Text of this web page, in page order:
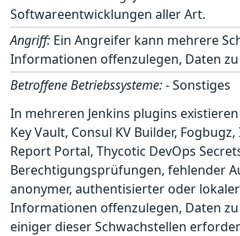
Softwareentwicklungen aller Art.
Angriff: Ein Angreifer kann mehrere
Informationen offenzulegen, Daten
Betroffene Betriebssysteme:- Sonstiges
In mehreren Jenkins plugins
Key Vault, Consul KV Builder,
Report Portal, Thycotic DevOps
Berechtigungsprüfungen, fehlender
anonymer, authentisierter oder
Informationen offenzulegen, Daten
einiger dieser Schwachstellen